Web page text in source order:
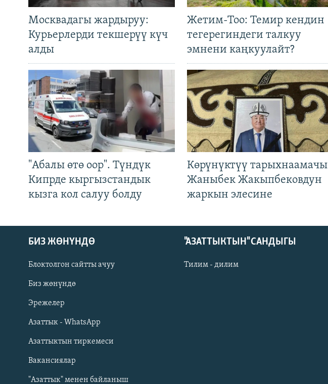
Русский
ОНЛАЙН ШЕРИНЕ
Москвадагы жардыруу:
Курьерлерди текшерүү күч
алды
Жетим-Тоо: Темир кендин
тегерегиндеги талкуу
эмнени каңкуулайт?
"Абалы өтө оор". Түндүк
Кипрде кыргызстандык
кызга кол салуу болду
Көрүнүктүү тарыхнаамачы
Жаныбек Жакыпбековдун
жаркын элесине
БИЗ ЖӨНҮНДӨ
Блоктолгон сайтты ачуу
Биз жөнүндө
Эрежелер
Азаттык - WhatsApp
Азаттыктын тиркемеси
Вакансиялар
"Азаттык" менен байланыш
"АЗАТТЫКТЫН" САНДЫГЫ
Тилим - дилим